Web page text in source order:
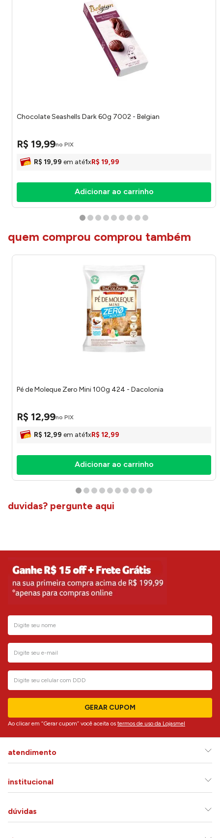
Chocolate Seashells Dark 60g 7002 - Belgian
R$ 19,99no PIX
R$ 19,99 em até1xR$ 19,99
Adicionar ao carrinho
quem comprou comprou também
Pé de Moleque Zero Mini 100g 424 - Dacolonia
R$ 12,99no PIX
R$ 12,99 em até1xR$ 12,99
Adicionar ao carrinho
duvidas? pergunte aqui
GERAR CUPOM
Ao clicar em “Gerar cupom” você aceita os termos de uso da Lojasmel
atendimento
institucional
dúvidas